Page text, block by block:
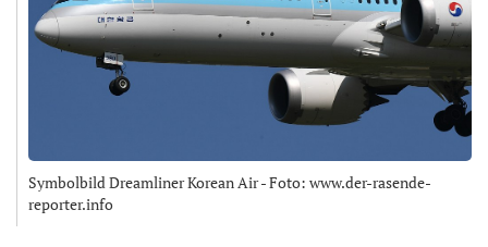
Symbolbild Dreamliner Korean Air - Foto: www.der-rasende-
reporter.info